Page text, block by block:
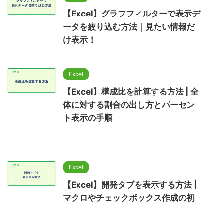
【Excel】グラフフィルターで表示デ
ータを絞り込む方法｜見たい情報だ
け表示！
Excel
【Excel】構成比を計算する方法 | 全
体に対する割合の出し方とパーセン
ト表示の手順
Excel
【Excel】開発タブを表示する方法 |
マクロやチェックボックス作成の初